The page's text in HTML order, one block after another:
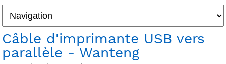
Câble d'imprimante USB vers
parallèle - Wanteng